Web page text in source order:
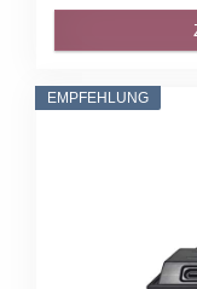
EMPFEHLUNG